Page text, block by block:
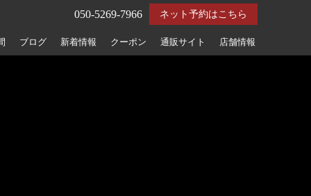
ネット予約はこちら
050-5269-7966
ブログ 新着情報 クーポン 通販サイト 店舗情報